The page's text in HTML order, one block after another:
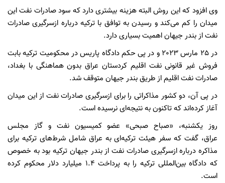
وی افزود که این روش البته هزینه بیشتری دارد که سود صادرات نفت این
میدان را کم می‌کند و رسیدن به توافق با ترکیه درباره ازسرگیری صادرات
نفت از بندر جیهان اهمیت بسیاری دارد.
در 25 مارس 2023 و در پی حکم دادگاه پاریس در محکومیت ترکیه بابت
فروش غیر قانونی نفت اقلیم کردستان عراق بدون هماهنگی با بغداد،
صادرات نفت اقلیم از طریق بندر جیهان متوقف شد.
در پی آن، دو کشور مذاکراتی را برای ازسرگیری صادرات نفت از این میدان
آغاز کرده‌اند که تاکنون به نتیجه‌ای نرسیده است.
روز یکشنبه، «صباح صبحی» عضو کمیسیون نفت و گاز مجلس
عراق، گفت که سفر هیئت ترکیه‌ای به عراق شامل شرط‌های ترکیه برای
مذاکره درباره ازسرگیری صادرات نفت از بندر جیهان ترکیه بود به خصوص
که دادگاه بین‌المللی ترکیه را به پرداخت 1.4 میلیارد دلار محکوم کرده
است.